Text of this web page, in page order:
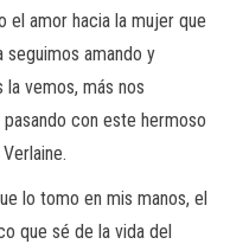
el amor hacia la mujer que
seguimos amando y
la vemos, más nos
con este hermoso
lo tomo en mis manos, el
que sé de la vida del